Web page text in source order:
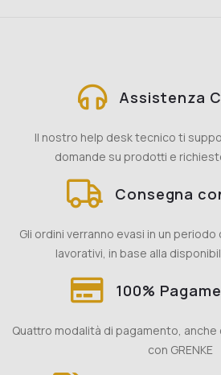
Assistenza
Il nostro help desk tecnico ti
domande su prodotti e
Consegna
Gli ordini verranno evasi in un periodo
lavorativi, in base alla
100%
Quattro modalità di pagamento,
con GRENKE